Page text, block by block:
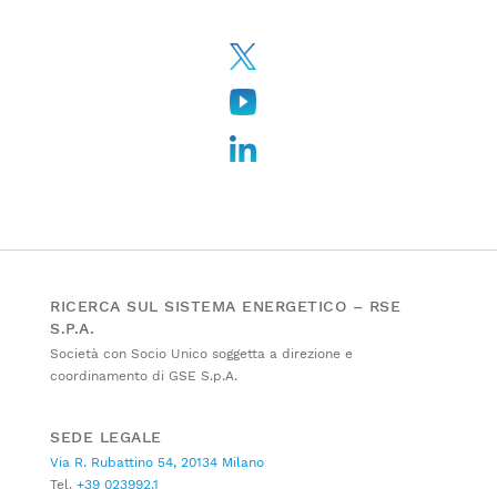
RICERCA SUL SISTEMA ENERGETICO – RSE
S.P.A.
Società con Socio Unico soggetta a direzione e
coordinamento di GSE S.p.A.
SEDE LEGALE
Via R. Rubattino 54, 20134 Milano
Tel. +39 023992.1